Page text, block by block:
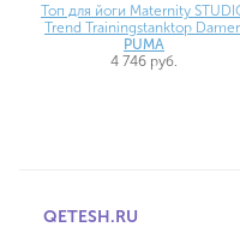
Топ для йоги Maternity
Trend Trainingstanktop
PUMA
4 746 руб.
QETESH.RU